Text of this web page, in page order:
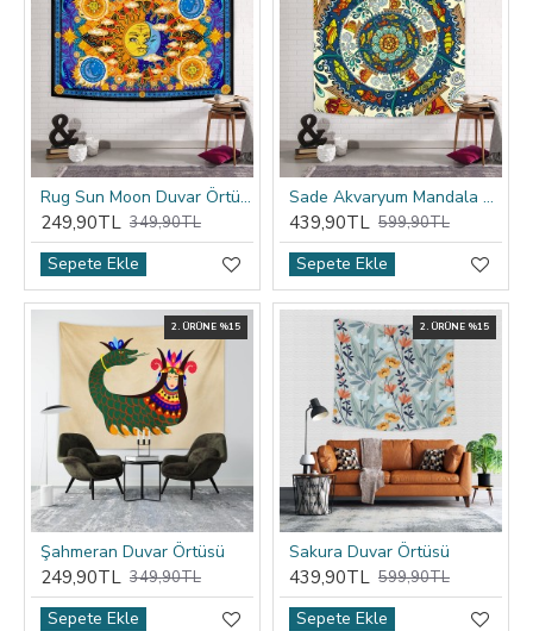
Rug Sun Moon Duvar Örtüsü
249,90TL 349,90TL
Sepete Ekle
Sade Akvaryum Mandala Duvar Örtüsü
439,90TL 599,90TL
Sepete Ekle
2. ÜRÜNE %15
Şahmeran Duvar Örtüsü
249,90TL 349,90TL
Sepete Ekle
2. ÜRÜNE %15
Sakura Duvar Örtüsü
439,90TL 599,90TL
Sepete Ekle